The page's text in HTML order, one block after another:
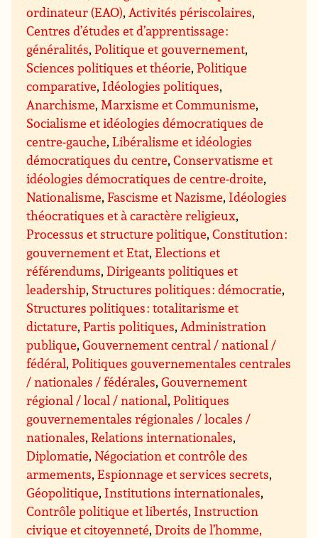
ordinateur (EAO),Activités périscolaires,
Centres d’études et d’apprentissage :
généralités,Politique et gouvernement,
Sciences politiques et théorie,Politique
comparative, Idéologies politiques,
Anarchisme,Marxisme et Communisme,
Socialisme et idéologies démocratiques de
centre-gauche,Libéralisme et idéologies
démocratiques du centre,Conservatisme et
idéologies démocratiques de centre-droite,
Nationalisme,Fascisme et Nazisme, Idéologies
théocratiques et à caractère religieux,
Processus et structure politique,Constitution :
gouvernement et Etat,Elections et
référendums,Dirigeants politiques et
leadership, Structures politiques : démocratie,
Structures politiques : totalitarisme et
dictature,Partis politiques,Administration
publique,Gouvernement central / national /
fédéral,Politiques gouvernementales centrales
/ nationales / fédérales,Gouvernement
régional / local / national,Politiques
gouvernementales régionales / locales /
nationales,Relations internationales,
Diplomatie,Négociation et contrôle des
armements,Espionnage et services secrets,
Géopolitique, Institutions internationales,
Contrôle politique et libertés, Instruction
civique et citoyenneté,Droits de l’homme,